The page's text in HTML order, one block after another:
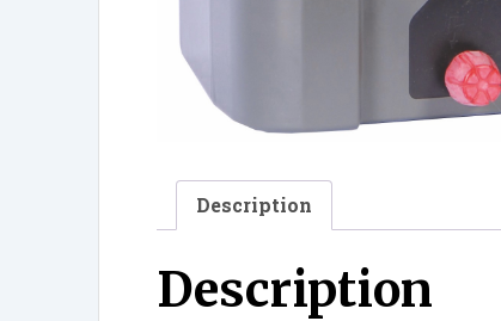
Description
Description